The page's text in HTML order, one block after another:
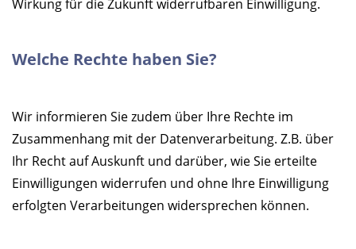
Wirkung für die Zukunft widerrufbaren Einwilligung.
Welche Rechte haben Sie?
Wir informieren Sie zudem über Ihre Rechte im
Zusammenhang mit der Datenverarbeitung. Z.B. über
Ihr Recht auf Auskunft und darüber, wie Sie erteilte
Einwilligungen widerrufen und ohne Ihre Einwilligung
erfolgten Verarbeitungen widersprechen können.